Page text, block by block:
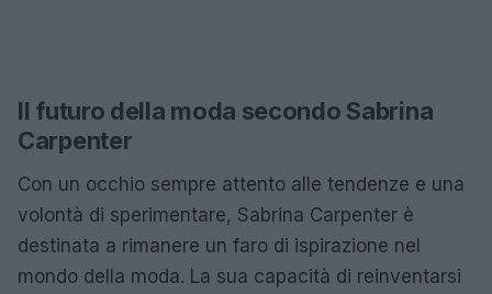
Il futuro della moda secondo Sabrina
Carpenter
Con un occhio sempre attento alle tendenze e una
volontà di sperimentare, Sabrina Carpenter è
destinata a rimanere un faro di ispirazione nel
mondo della moda. La sua capacità di reinventarsi